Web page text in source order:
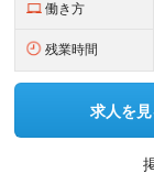
働き方
残業時間
求人を見